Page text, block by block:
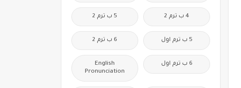
4 ب ترم 2 5 ب ترم 2
5 ب ترم اول 6 ب ترم 2
6 ب ترم اول
English
Pronunciation